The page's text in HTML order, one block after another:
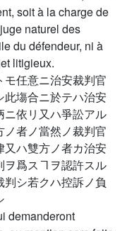
soit à la charge de
naturel des
du défendeur, ni à
litigieux.
任意ニ治安裁判官
此塲合ニ於テハ治安
依リ又ハ爭訟アル
者ノ當然ノ裁判官
又ハ雙方ノ者カ治安
爲スヿヲ認許スル
シ若クハ控訴ノ負
demanderont